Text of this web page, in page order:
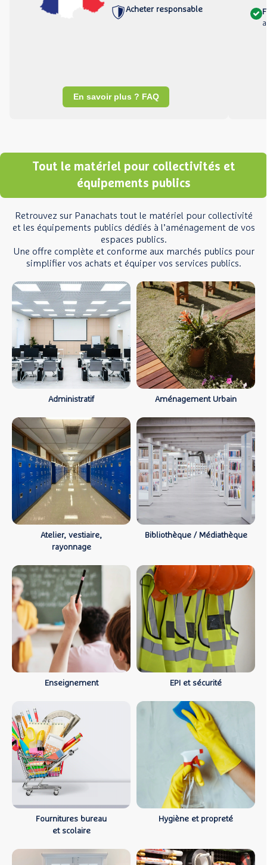
Acheter responsable
En savoir plus ? FAQ
Tout le matériel pour collectivités et
équipements publics
Retrouvez sur Panachats tout le matériel pour collectivité
et les équipements publics dédiés à l’aménagement de vos
espaces publics.
Une offre complète et conforme aux marchés publics pour
simplifier vos achats et équiper vos services publics.
Administratif Aménagement Urbain
Atelier, vestiaire,
rayonnage
Bibliothèque / Médiathèque
Enseignement EPI et sécurité
Fournitures bureau
et scolaire
Hygiène et propreté